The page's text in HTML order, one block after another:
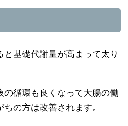
と基礎代謝量が高まって太り
の循環も良くなって大腸の働
の方は改善されます。